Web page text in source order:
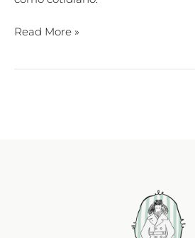
Read More »